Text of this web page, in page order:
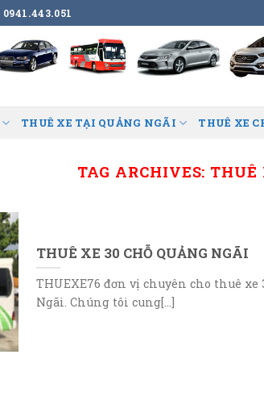
THUÊ XE TẠI QUẢNG NGÃI THUÊ XE
TAG ARCHIVES: THUÊ
THUÊ XE 30 CHỖ QUẢNG NGÃI
THUEXE76 đơn vị chuyên cho thuê xe
Ngãi. Chúng tôi cung[...]